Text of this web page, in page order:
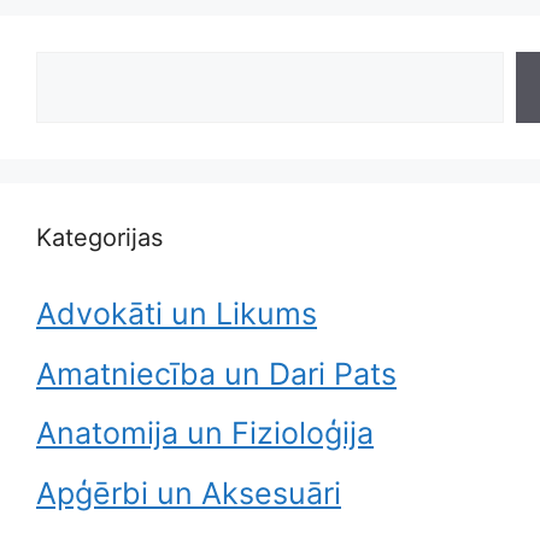
Kategorijas
Advokāti un Likums
Amatniecība un Dari Pats
Anatomija un Fizioloģija
Apģērbi un Aksesuāri